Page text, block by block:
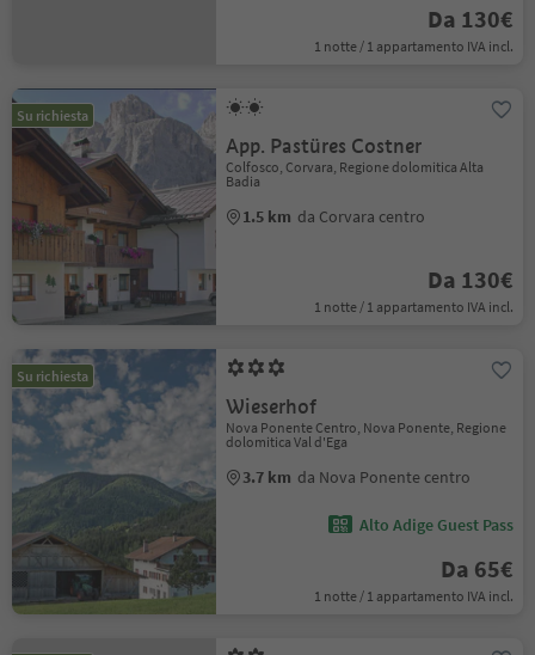
Da 130€
1 notte / 1 appartamento IVA incl.
Su richiesta
App. Pastüres Costner
Colfosco, Corvara, Regione dolomitica Alta
Badia
1.5 km da Corvara centro
Da 130€
1 notte / 1 appartamento IVA incl.
Su richiesta
Wieserhof
Nova Ponente Centro, Nova Ponente, Regione
dolomitica Val d'Ega
3.7 km da Nova Ponente centro
Alto Adige Guest Pass
Da 65€
1 notte / 1 appartamento IVA incl.